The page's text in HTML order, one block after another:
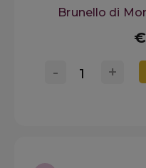
Brunello di
+
-